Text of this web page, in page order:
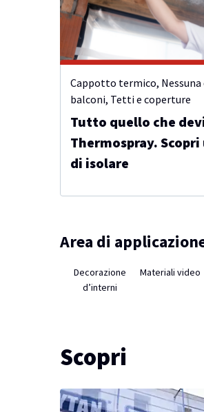
Cappotto termico,
balconi, Tetti e coperture
Tutto quello che
Thermospray.
di isolare
Area di
Decorazione
d’interni
Materiali video
Scopri